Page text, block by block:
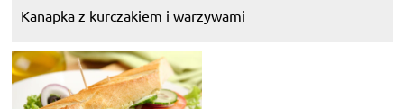
Kanapka z kurczakiem i warzywami